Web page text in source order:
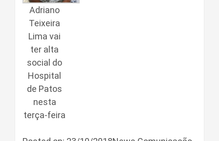
Adriano
Teixeira
Lima vai
ter alta
social do
Hospital
de Patos
nesta
terça-feira